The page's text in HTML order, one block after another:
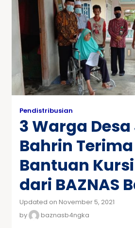
Pendistribusian
3 Warga
Bahrin Terima
Bantuan
dari BAZNAS
Updated on November 5, 2021
by
baznasb4ngka